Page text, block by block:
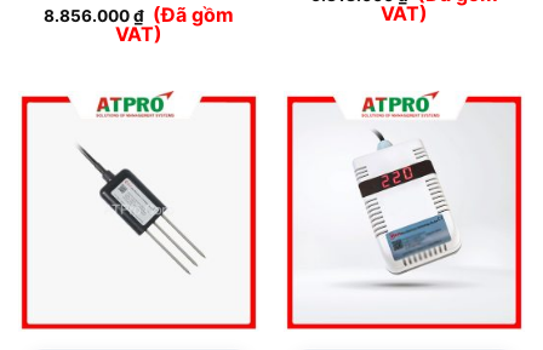
8.856.000₫ (Đã gồm
VAT)
VAT)